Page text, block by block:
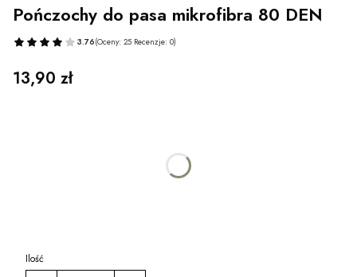
Pończochy do pasa mikrofibra 80 DEN
3.76(Oceny: 25 Recenzje: 0)
Przejdź do sekcji Opinie
Cena
13,90 zł
Ilość